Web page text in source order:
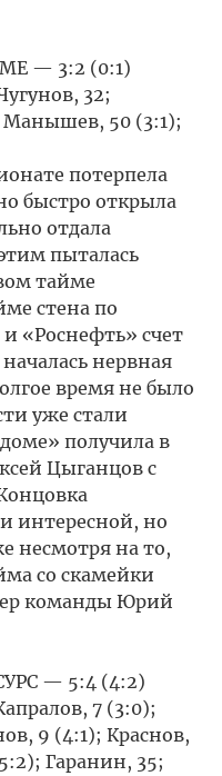
— 3:2 (0:1)
32;
50 (3:1);
потерпела
быстро открыла
отдала
пыталась
тайме
стена по
«Роснефть» счет
нервная
время не было
уже стали
получила в
Цыганцов с
интересной, но
несмотря на то,
со скамейки
команды Юрий
— 5:4 (4:2)
7 (3:0);
9 (4:1); Краснов,
Гаранин, 35;